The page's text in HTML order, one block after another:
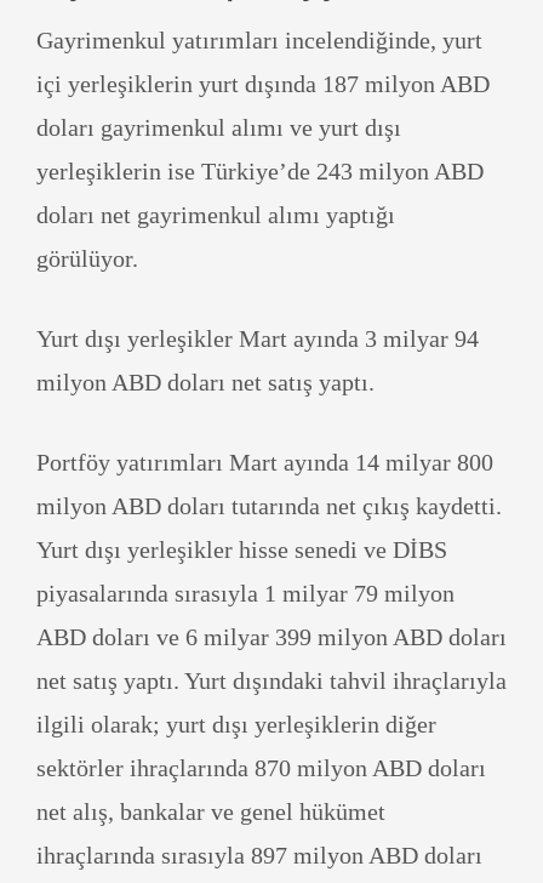
Gayrimenkul yatırımları incelendiğinde, yurt
içi yerleşiklerin yurt dışında 187 milyon ABD
doları gayrimenkul alımı ve yurt dışı
yerleşiklerin ise Türkiye’de 243 milyon ABD
doları net gayrimenkul alımı yaptığı
görülüyor.
Yurt dışı yerleşikler Mart ayında 3 milyar 94
milyon ABD doları net satış yaptı.
Portföy yatırımları Mart ayında 14 milyar 800
milyon ABD doları tutarında net çıkış kaydetti.
Yurt dışı yerleşikler hisse senedi ve DİBS
piyasalarında sırasıyla 1 milyar 79 milyon
ABD doları ve 6 milyar 399 milyon ABD doları
net satış yaptı. Yurt dışındaki tahvil ihraçlarıyla
ilgili olarak; yurt dışı yerleşiklerin diğer
sektörler ihraçlarında 870 milyon ABD doları
net alış, bankalar ve genel hükümet
ihraçlarında sırasıyla 897 milyon ABD doları